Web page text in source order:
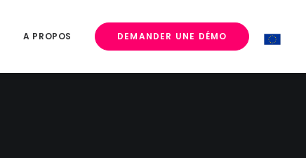
A PROPOS DEMANDER UNE DÉMO